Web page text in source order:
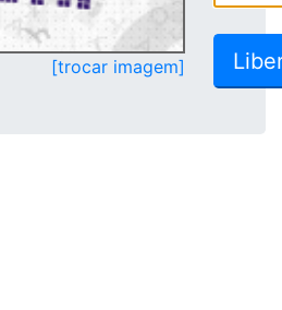
[trocar imagem]